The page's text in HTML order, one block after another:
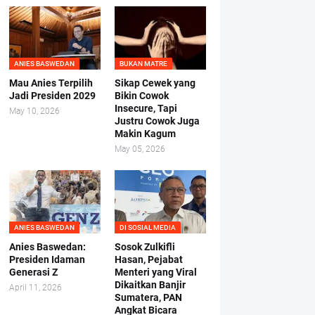
ANIES BASWEDAN
Mau Anies Terpilih
Jadi Presiden 2029
May 10, 2026
BUKAN MATRE
Sikap Cewek yang
Bikin Cowok
Insecure, Tapi
Justru Cowok Juga
Makin Kagum
May 05, 2026
ANIES BASWEDAN
Anies Baswedan:
Presiden Idaman
Generasi Z
April 11, 2026
DI SOSIAL MEDIA
Sosok Zulkifli
Hasan, Pejabat
Menteri yang Viral
Dikaitkan Banjir
Sumatera, PAN
Angkat Bicara